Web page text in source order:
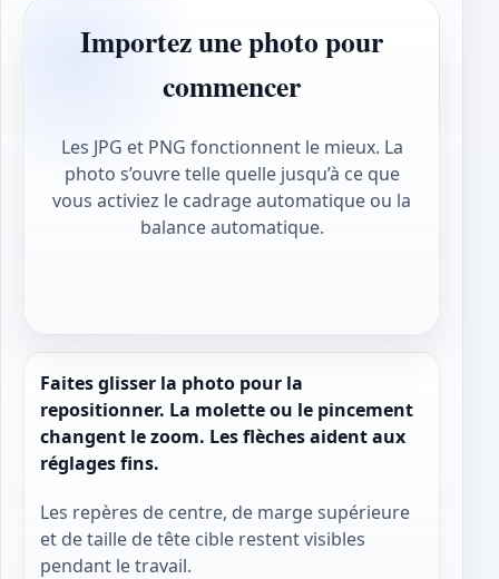
Importez une photo pour
commencer
Les JPG et PNG fonctionnent le mieux. La
photo s’ouvre telle quelle jusqu’à ce que
vous activiez le cadrage automatique ou la
balance automatique.
Faites glisser la photo pour la
repositionner. La molette ou le pincement
changent le zoom. Les flèches aident aux
réglages fins.
Les repères de centre, de marge supérieure
et de taille de tête cible restent visibles
pendant le travail.